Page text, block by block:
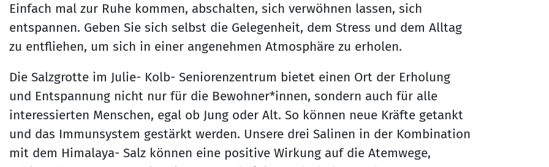
Einfach mal zur Ruhe kommen, abschalten, sich verwöhnen lassen, sich
entspannen. Geben Sie sich selbst die Gelegenheit, dem Stress und dem Alltag
zu entfliehen, um sich in einer angenehmen Atmosphäre zu erholen.
Die Salzgrotte im Julie- Kolb- Seniorenzentrum bietet einen Ort der Erholung
und Entspannung nicht nur für die Bewohner*innen, sondern auch für alle
interessierten Menschen, egal ob Jung oder Alt. So können neue Kräfte getankt
und das Immunsystem gestärkt werden. Unsere drei Salinen in der Kombination
mit dem Himalaya- Salz können eine positive Wirkung auf die Atemwege,